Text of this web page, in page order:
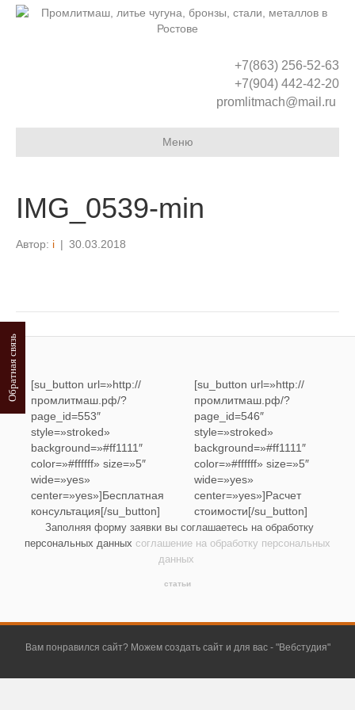
Обратная связь
+7(863) 256-52-63
+7(904) 442-42-20
promlitmach@mail.ru
Меню
IMG_0539-min
Автор: i | 30.03.2018
[su_button url=»http://
промлитмаш.рф/?
page_id=553″
style=»stroked»
background=»#ff1111″
color=»#ffffff» size=»5″
wide=»yes»
center=»yes»]Бесплатная
консультация[/su_button]
[su_button url=»http://
промлитмаш.рф/?
page_id=546″
style=»stroked»
background=»#ff1111″
color=»#ffffff» size=»5″
wide=»yes»
center=»yes»]Расчет
стоимости[/su_button]
Заполняя форму заявки вы соглашаетесь на обработку
персональных данных соглашение на обработку персональных
данных
статьи
Вам понравился сайт? Можем создать сайт и для вас - "Вебстудия"